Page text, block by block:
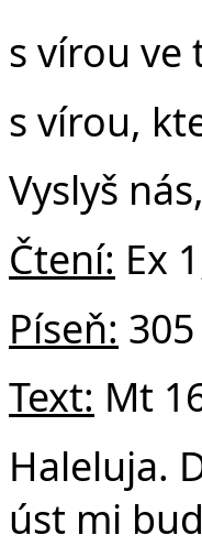
s vírou ve
s vírou,
Vyslyš
Čtení: Ex
Píseň:
Text: Mt
Haleluja.
úst mi